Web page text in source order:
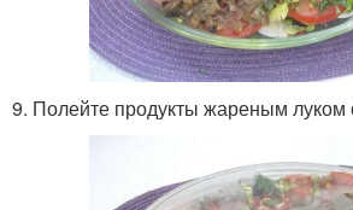
9. Полейте продукты жареным луком